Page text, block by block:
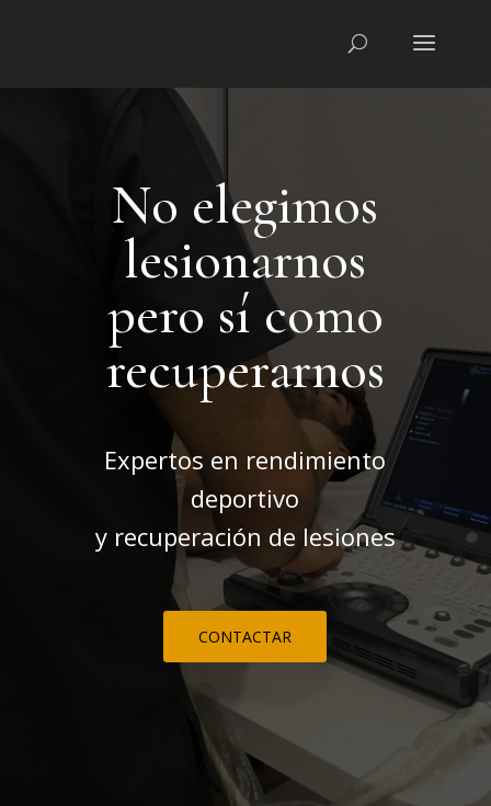
No elegimos
lesionarnos
pero sí como
recuperarnos
Expertos en rendimiento
deportivo
y recuperación de lesiones
CONTACTAR